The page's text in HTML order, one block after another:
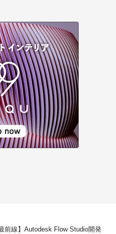
前線】Autodesk Flow Studio開発